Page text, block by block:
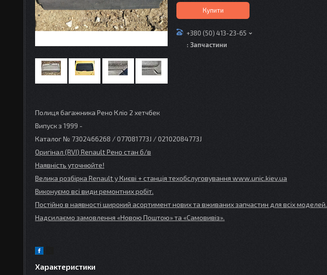
Купити
+380 (50) 413-23-65
: Запчастини
Полиця багажника Рено Кліо 2 хетчбек
Випуск з 1999 -
Каталог № 7302466268 / 077081773J / 02102084773J
Оригінал (RVI) RenaultРено стан б/в
Наявність уточнюйте!
Велика розбірка Renaultу Києві + станція техобслуговування www.unic.kiev.ua
Виконуємо всі види ремонтних робіт.
Постійно в наявності широкий асортимент нових та вживаних запчастин для всіх моделей.
Надсилаємо замовлення «Новою Поштою» та «Самовивіз».
Характеристики